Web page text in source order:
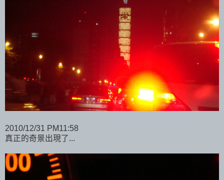
2010/12/31 PM11:58
真正的奇景出現了...